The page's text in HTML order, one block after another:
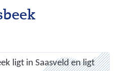
ligt in Saasveld en ligt